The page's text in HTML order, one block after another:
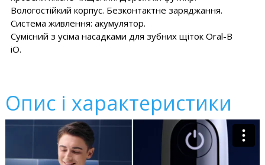
Вологостійкий корпус. Безконтактне заряджання.
Система живлення: акумулятор.
Сумісний з усіма насадками для зубних щіток Oral-B
iO.
Опис і характеристики